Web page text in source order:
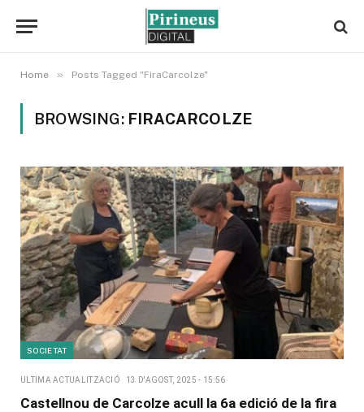
Home » Posts Tagged "FiraCarcolze"
BROWSING: FIRACARCOLZE
SOCIETAT
ULTIMA ACTUALITZACIÓ 13 D'AGOST, 2025 - 15:56
Castellnou de Carcolze acull la 6a edició de la fira